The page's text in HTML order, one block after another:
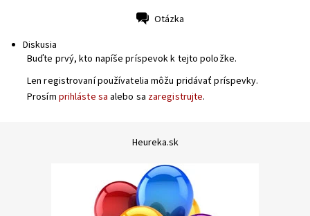
Otázka
Diskusia
Buďte prvý, kto napíše príspevok k tejto položke.
Len registrovaní používatelia môžu pridávať príspevky.
Prosím prihláste sa alebo sa zaregistrujte.
Heureka.sk